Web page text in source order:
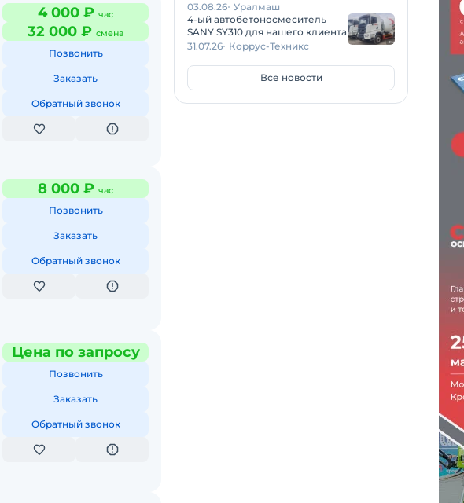
4 000 ₽ час
32 000 ₽ смена
Позвонить
Заказать
Обратный звонок
8 000 ₽ час
Позвонить
Заказать
Обратный звонок
Цена по запросу
Позвонить
Заказать
Обратный звонок
03.08.26 Уралмаш
4-ый автобетоносмеситель
SANY SY310 для нашего клиента
31.07.26 Коррус-Техникс
Все новости